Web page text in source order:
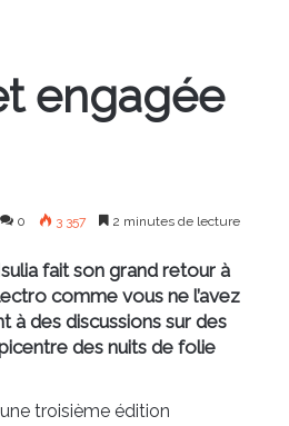
engagée
0 3 357 2 minutes de lecture
fait son grand retour à
comme vous ne l’avez
à des discussions sur des
des nuits de folie
troisième édition